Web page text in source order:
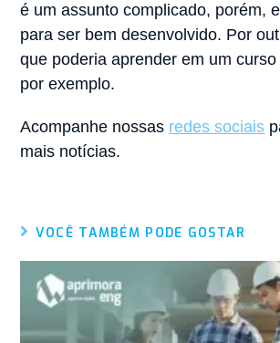
é um assunto complicado, porém,
para ser bem desenvolvido. Por
que poderia aprender em um
por exemplo.
Acompanhe nossas redes sociais
mais notícias.
VOCÊ TAMBÉM PODE GOSTAR